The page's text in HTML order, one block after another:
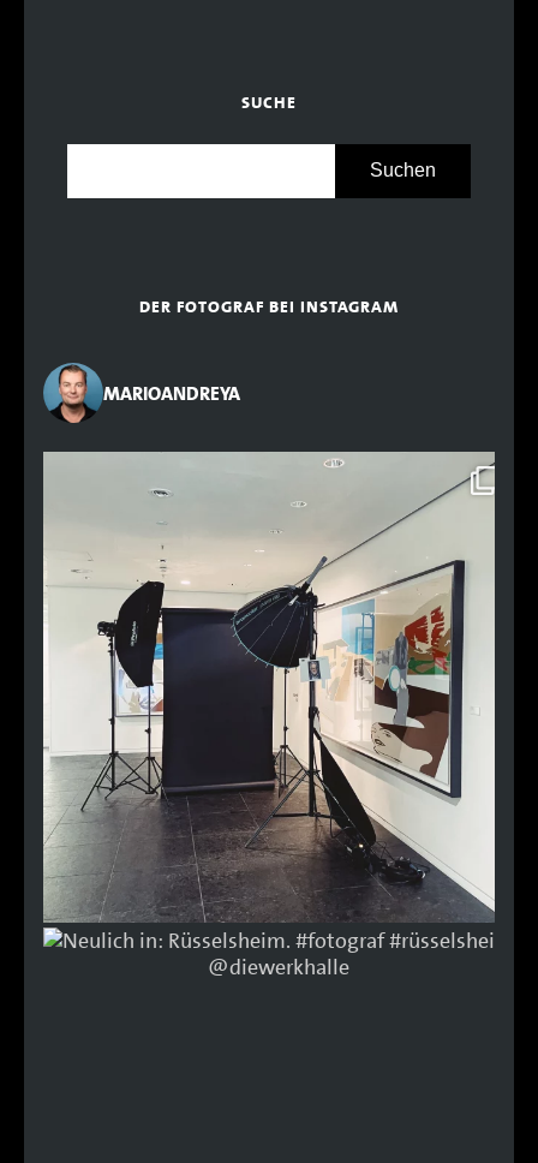
SUCHE
DER FOTOGRAF BEI INSTAGRAM
MARIOANDREYA